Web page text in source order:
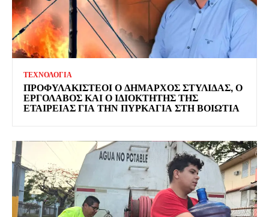
ΤΕΧΝΟΛΟΓΙΑ
ΠΡΟΦΥΛΑΚΙΣΤΕΟΙ Ο ΔΗΜΑΡΧΟΣ ΣΤΥΛΙΔΑΣ, Ο
ΕΡΓΟΛΑΒΟΣ ΚΑΙ Ο ΙΔΙΟΚΤΗΤΗΣ ΤΗΣ
ΕΤΑΙΡΕΙΑΣ ΓΙΑ ΤΗΝ ΠΥΡΚΑΓΙΑ ΣΤΗ ΒΟΙΩΤΙΑ